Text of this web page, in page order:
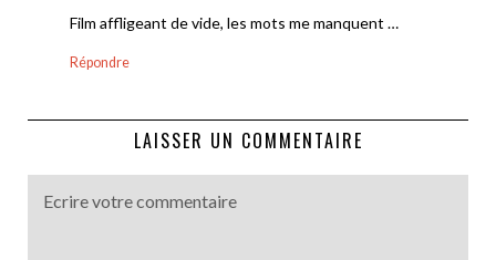
Film affligeant de vide, les mots me manquent …
Répondre
LAISSER UN COMMENTAIRE